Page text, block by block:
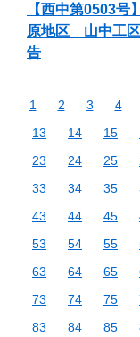
【西中第0503
原地区 山中工区
告
1 2 3 4
13
14 15
23
24 25
33
34 35
43
44 45
53
54 55
63
64 65
73
74 75
83
84 85